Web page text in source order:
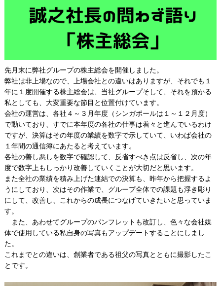
先月末に弊社グループの株主総会を開催しました。
弊社は非上場なので、上場会社との違いはありますが、それでも１
年に１度開催する株主総会は、当社グループそして、それを預かる
私としても、大変重要な節目と位置付けています。
会社の運営は、各社４～３月年度（シンガポールは１～１２月度）
で動いており、すでに本年度の各社の仕事は着々と進んでいるわけ
ですが、決算はその年度の業績を数字で示していて、いわば会社の
１年間の通信簿にあたると考えています。
各社の善し悪しを数字で確認して、反省すべき点は反省し、次の年
度で数字上もしっかり改善していくことが大切だと思います。
また全社の業績を積み上げた連結での決算も、昨年から把握するよ
うにしており、次はその作業で、グループ全体での課題も浮き彫り
にして、改善し、これからの成長につなげていきたいと思っていま
す。
また、あわせてグループのパンフレットも改訂し、色々な会社媒
体で使用している私自身の写真もアップデートすることにしまし
た。
これまでとの違いは、創業者である祖父の写真とともに撮影したこ
とです。